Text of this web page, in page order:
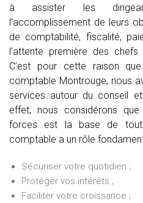
à assister les
l’accomplissement de leurs
de comptabilité, fiscalité,
l’attente première des
C’est pour cette raison
comptable Montrouge, nous
services autour du conseil
effet, nous considérons
forces est la base de
comptable a un rôle
Sécuriser votre quotidien ;
Protéger vos intérêts ;
Faciliter votre croissance ;